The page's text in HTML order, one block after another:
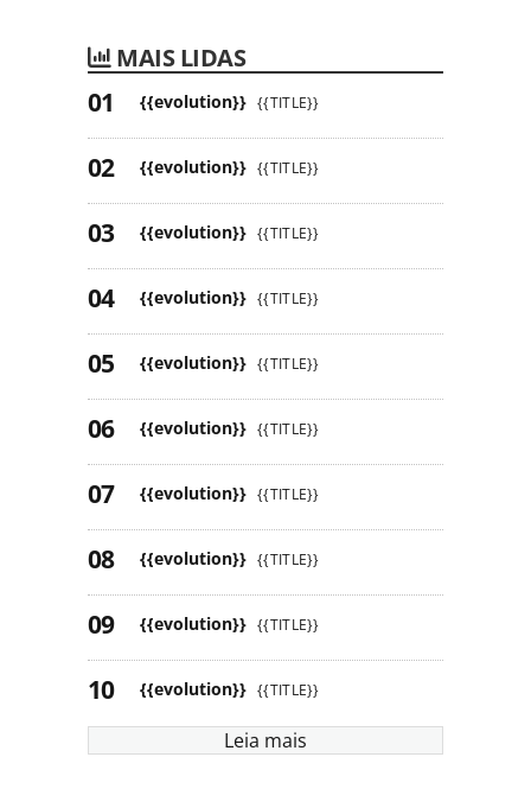
MAIS LIDAS
{{evolution}} {{TITLE}}
{{evolution}} {{TITLE}}
{{evolution}} {{TITLE}}
{{evolution}} {{TITLE}}
{{evolution}} {{TITLE}}
{{evolution}} {{TITLE}}
{{evolution}} {{TITLE}}
{{evolution}} {{TITLE}}
{{evolution}} {{TITLE}}
{{evolution}} {{TITLE}}
Leia mais